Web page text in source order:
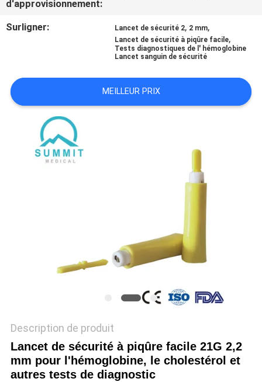
CONTACTEZ-
NOUS
CAS
PLAN
d'approvisionnement:
Surligner: Lancet de sécurité 2, 2 mm,
Lancet de sécurité à piqûre facile,
Tests diagnostiques de l' hémoglobine
Lancet sanguin de sécurité
MEILLEUR PRIX
Description de produit
Lancet de sécurité à piqûre facile 21G 2,2
mm pour l'hémoglobine, le cholestérol et
autres tests de diagnostic